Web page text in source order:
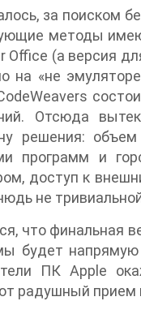
за поиском
методы
Office (а версия
на «не
Отсюда
решения: объем
программ и
доступ к
не
что финальная
будет напрямую
ПК Apple
радушный прием